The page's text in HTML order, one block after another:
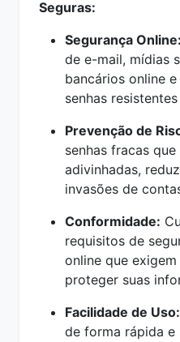
Seguras:
Segurança Online:
de e-mail, mídias
bancários online
senhas
Prevenção de
senhas fracas
adivinhadas,
invasões de
Conformidade:
requisitos de
online que
proteger suas
Facilidade de Uso:
de forma rápida e